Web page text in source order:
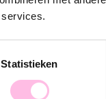
Statistieken